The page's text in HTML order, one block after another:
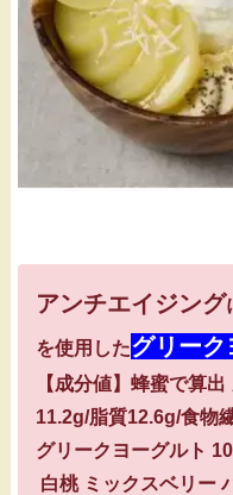
アンチエイジング
を使用したグリー
【成分値】蜂蜜で算
11.2g/脂質12.6g/食物
グリークヨーグルト
白桃 ミックスベリー